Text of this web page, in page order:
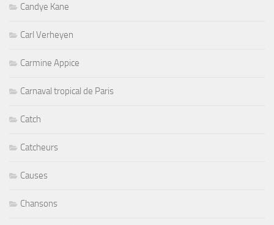
Candye Kane
Carl Verheyen
Carmine Appice
Carnaval tropical de Paris
Catch
Catcheurs
Causes
Chansons